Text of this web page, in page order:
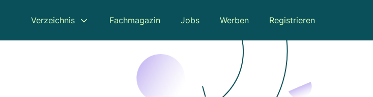
Verzeichnis Fachmagazin Jobs Werben Registrieren